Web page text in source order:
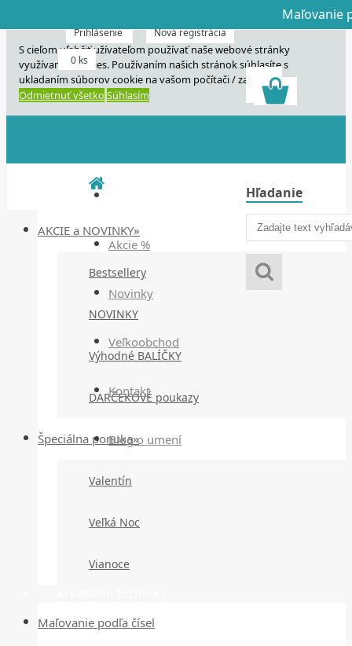
S cieľom uľahčiť užívateľom používať naše webové stránky
využívame cookies. Používaním našich stránok súhlasíte s
ukladaním súborov cookie na vašom počítači / zariadení.
Odmietnuť všetko Súhlasím
Akcie %
Novinky
Veľkoobchod
Kontakt
Blog o umení
Hľadanie
Prihlásenie Nová registrácia
0 ks
AKCIE a NOVINKY»
Bestsellery
NOVINKY
Výhodné BALÍČKY
DARČEKOVÉ poukazy
Špeciálna ponuka»
Valentín
Veľká Noc
Vianoce
Maľovanie podľa čísel
Dnes
Dnes veľký
Maľovanie